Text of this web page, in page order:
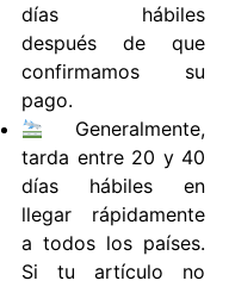
días hábiles
después de que
confirmamos su
pago.
Generalmente,
tarda entre 20 y 40
días hábiles en
llegar rápidamente
a todos los países.
Si tu artículo no